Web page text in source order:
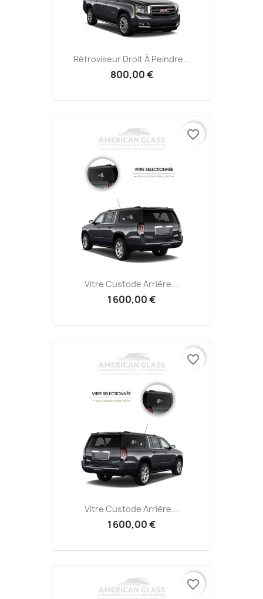
Rétroviseur Droit À Peindre...
800,00 €
Vitre Custode Arrière...
1 600,00 €
favorite_border
Vitre Custode Arrière...
1 600,00 €
favorite_border
favorite_border